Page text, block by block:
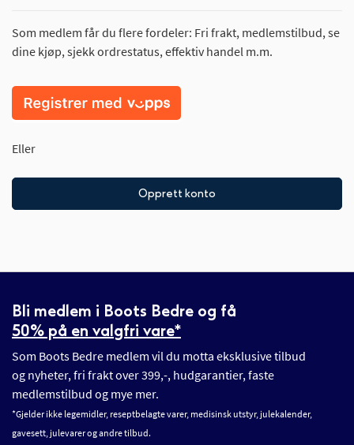
Som medlem får du flere fordeler: Fri frakt, medlemstilbud, se
dine kjøp, sjekk ordrestatus, effektiv handel m.m.
Eller
Opprett konto
Bli medlem i Boots Bedre og få
50% på en valgfri vare*
Som Boots Bedre medlem vil du motta eksklusive tilbud
og nyheter, fri frakt over 399,-, hudgarantier, faste
medlemstilbud og mye mer.
*Gjelder ikke legemidler, reseptbelagte varer, medisinsk utstyr, julekalender,
gavesett, julevarer og andre tilbud.